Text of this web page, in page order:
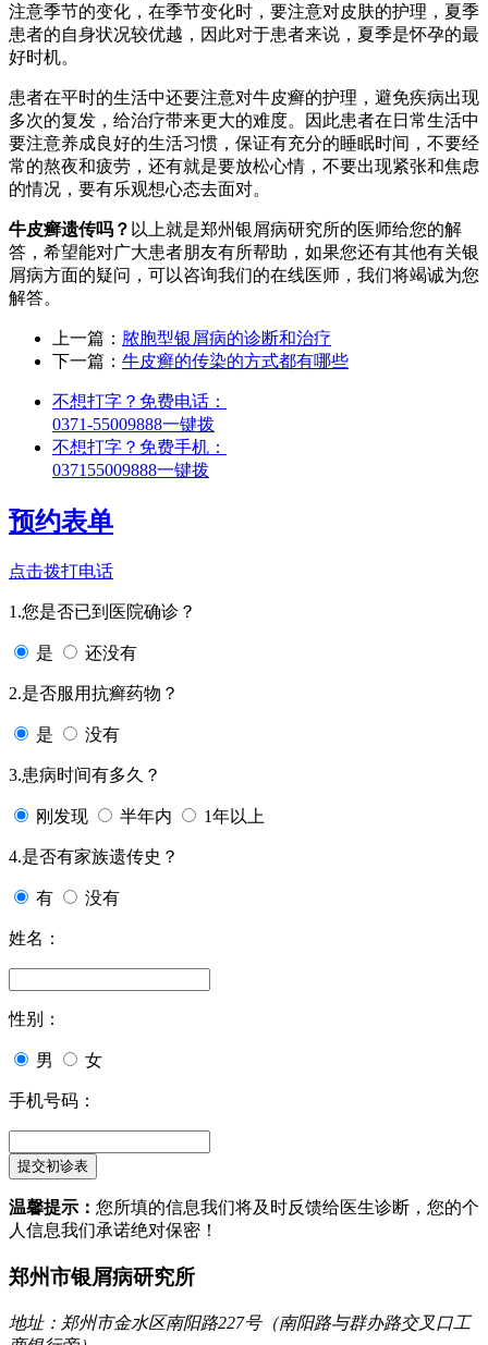
注意季节的变化，在季节变化时，要注意对皮肤的护理，夏季
患者的自身状况较优越，因此对于患者来说，夏季是怀孕的最
好时机。
患者在平时的生活中还要注意对牛皮癣的护理，避免疾病出现
多次的复发，给治疗带来更大的难度。因此患者在日常生活中
要注意养成良好的生活习惯，保证有充分的睡眠时间，不要经
常的熬夜和疲劳，还有就是要放松心情，不要出现紧张和焦虑
的情况，要有乐观想心态去面对。
牛皮癣遗传吗？ 以上就是郑州银屑病研究所的医师给您的解
答，希望能对广大患者朋友有所帮助，如果您还有其他有关银
屑病方面的疑问，可以咨询我们的在线医师，我们将竭诚为您
解答。
上一篇： 脓胞型银屑病的诊断和治疗
下一篇： 牛皮癣的传染的方式都有哪些
不想打字？免费电话：
0371-55009888一键拨
不想打字？免费手机：
037155009888一键拨
预约表单
点击拨打电话
1.您是否已到医院确诊？
是 还没有
2.是否服用抗癣药物？
是 没有
3.患病时间有多久？
刚发现 半年内 1年以上
4.是否有家族遗传史？
有 没有
姓名：
性别：
男 女
手机号码：
温馨提示： 您所填的信息我们将及时反馈给医生诊断，您的个
人信息我们承诺绝对保密！
郑州市银屑病研究所
地址：郑州市金水区南阳路227号（南阳路与群办路交叉口工